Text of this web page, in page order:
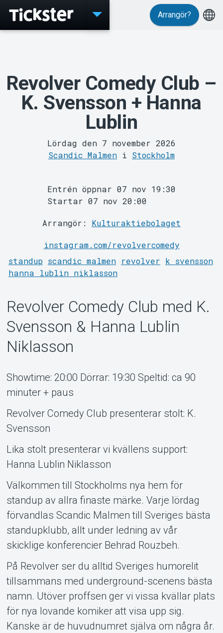
MyTickster
Support
Om Tickster
Arrangör?
Revolver Comedy Club –
K. Svensson + Hanna
Lublin
Lördag den 7 november 2026
Scandic Malmen i Stockholm
Entrén öppnar 07 nov 19:30
Startar 07 nov 20:00
Arrangör: Kulturaktiebolaget
instagram.com/revolvercomedy
standup scandic malmen revolver k svensson
hanna lublin niklasson
Revolver Comedy Club med K.
Svensson & Hanna Lublin
Niklasson
Showtime: 20:00 Dörrar: 19:30 Speltid: ca 90
minuter + paus
Revolver Comedy Club presenterar stolt: K.
Svensson
Lika stolt presenterar vi kvällens support:
Hanna Lublin Niklasson
Välkommen till Stockholms nya hem för
standup av allra finaste märke. Varje lördag
förvandlas Scandic Malmen till Sveriges bästa
standupklubb, allt under ledning av vår
skicklige konferencier Behrad Rouzbeh.
På Revolver ser du alltid Sveriges humorelit
tillsammans med underground-scenens bästa
namn. Utöver proffsen ger vi vissa kvällar plats
för nya lovande komiker att visa upp sig.
Kanske är de huvudnumret själva om några år.